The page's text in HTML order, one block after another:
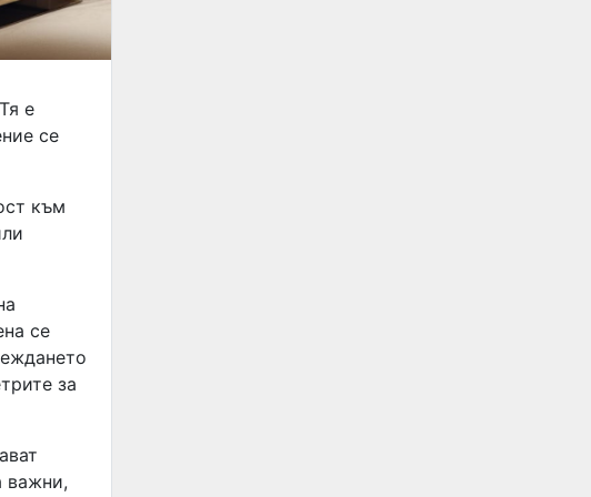
е
се
към
се
за
важни,